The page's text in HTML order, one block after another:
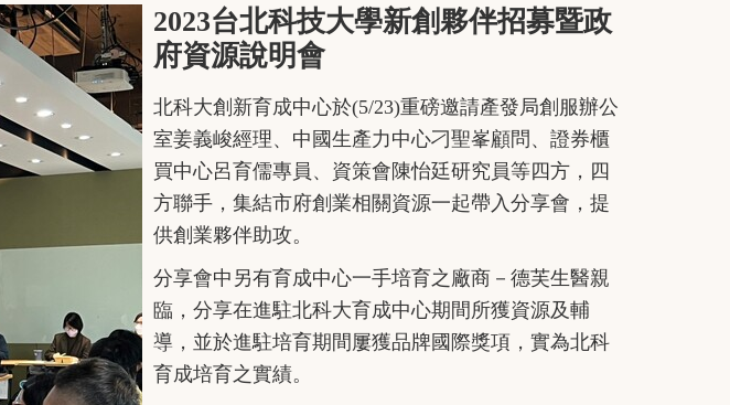
2023台北科技大學新創夥伴招募暨政
府資源說明會
北科大創新育成中心於(5/23)重磅邀請產發局創服辦公
室姜義峻經理、中國生產力中心刁聖峯顧問、證券櫃
買中心呂育儒專員、資策會陳怡廷研究員等四方，四
方聯手，集結市府創業相關資源一起帶入分享會，提
供創業夥伴助攻。
分享會中另有育成中心一手培育之廠商－德芙生醫親
臨，分享在進駐北科大育成中心期間所獲資源及輔
導，並於進駐培育期間屢獲品牌國際獎項，實為北科
育成培育之實績。